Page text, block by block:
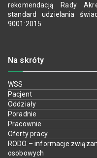
rekomendacją Rady
standard udzielania
9001:2015
Na skróty
WSS
Pacjent
Oddziały
Poradnie
Pracownie
Oferty pracy
RODO – informacje
osobowych